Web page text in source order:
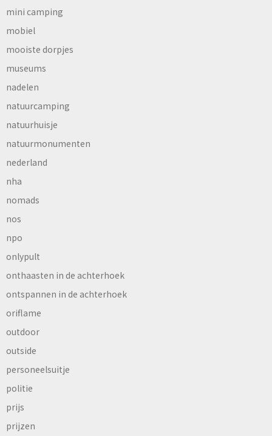
mini camping
mobiel
mooiste dorpjes
museums
nadelen
natuurcamping
natuurhuisje
natuurmonumenten
nederland
nha
nomads
nos
npo
onlypult
onthaasten in de achterhoek
ontspannen in de achterhoek
oriflame
outdoor
outside
personeelsuitje
politie
prijs
prijzen